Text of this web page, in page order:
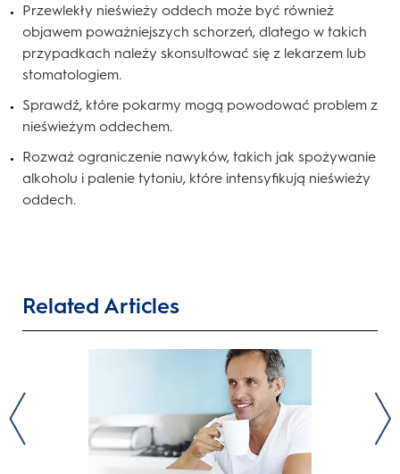
Przewlekły nieświeży oddech może być również
objawem poważniejszych schorzeń, dlatego w takich
przypadkach należy skonsultować się z lekarzem lub
stomatologiem.
Sprawdź, które pokarmy mogą powodować problem z
nieświeżym oddechem.
Rozważ ograniczenie nawyków, takich jak spożywanie
alkoholu i palenie tytoniu, które intensyfikują nieświeży
oddech.
Related Articles